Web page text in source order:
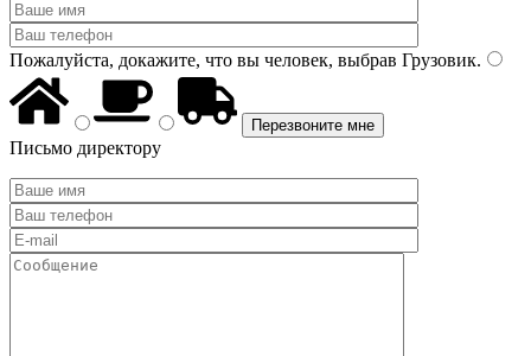
Пожалуйста, докажите, что вы человек, выбрав Грузовик.
Письмо директору